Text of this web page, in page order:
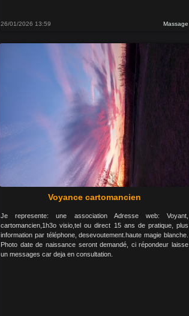
26/01/2026 13:59 Massage
Voyance cartomancien
Je represente: une association Adresse web: Voyant,
cartomancien,1h3o visio,tel ou direct 15 ans de pratique, plus
information par téléphone, desevoutement.haute magie blanche.
Photo date de naissance seront demandé, ci répondeur laisse
un messages car deja en consultation.